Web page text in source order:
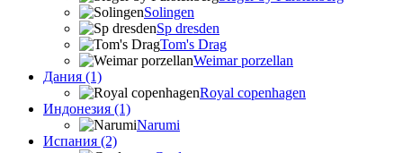
Solingen
Sp dresden
Tom's Drag
Weimar porzellan
Дания (1)
Royal copenhagen
Индонезия (1)
Narumi
Испания (2)